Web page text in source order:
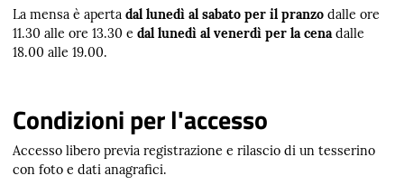
La mensa è aperta dal lunedì al sabato per il pranzo dalle ore
11.30 alle ore 13.30 e dal lunedì al venerdì per la cenadalle
18.00 alle 19.00.
Condizioni per l'accesso
Accesso libero previa registrazione e rilascio di un tesserino
con foto e dati anagrafici.